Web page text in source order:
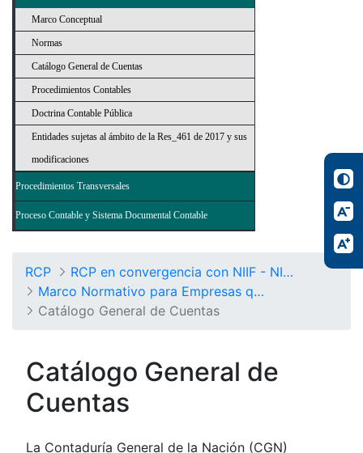
Marco Conceptual
Normas
Catálogo General de Cuentas
Procedimientos Contables
Doctrina Contable Pública
Entidades sujetas al ámbito de la Res_461 de 2017 y sus
modificaciones
Procedimientos Transversales
Proceso Contable y Sistema Documental Contable
RCP
RCP en convergencia con NIIF - NICSP
Marco Normativo para Empresas que no Cotizan en el Mercado de Valores, y que no Captan ni Administran Ahorro del Público
Catálogo General de Cuentas
Catálogo General de
Cuentas
La Contaduría General de la Nación (CGN)